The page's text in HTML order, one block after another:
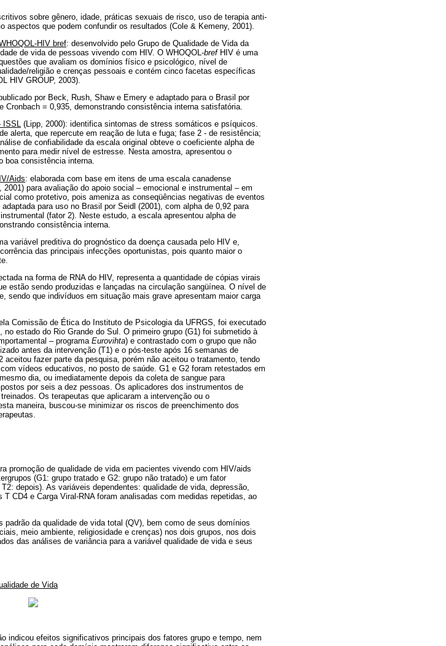
sobre gênero, idade, práticas sexuais de risco, uso de terapia anti-
que podem confundir os resultados (Cole & Kemeny, 2001).
HIV bref: desenvolvido pelo Grupo de Qualidade de Vida da
de vida de pessoas vivendo com HIV. O WHOQOL-bref HIV é uma
que avaliam os domínios físico e psicológico, nível de
religião e crenças pessoais e contém cinco facetas específicas
HIV GROUP, 2003).
por Beck, Rush, Shaw e Emery e adaptado para o Brasil por
Cronbach = 0,935, demonstrando consistência interna satisfatória.
ISSL (Lipp, 2000): identifica sintomas de stress somáticos e psíquicos.
alerta, que repercute em reação de luta e fuga; fase 2 - de resistência;
de confiabilidade da escala original obteve o coeficiente alpha de
para medir nível de estresse. Nesta amostra, apresentou o
boa consistência interna.
Aids: elaborada com base em itens de uma escala canadense
para avaliação do apoio social – emocional e instrumental – em
como protetivo, pois ameniza as conseqüências negativas de eventos
para uso no Brasil por Seidl (2001), com alpha de 0,92 para
(fator 2). Neste estudo, a escala apresentou alpha de
consistência interna.
variável preditiva do prognóstico da doença causada pelo HIV e,
das principais infecções oportunistas, pois quanto maior o
na forma de RNA do HIV, representa a quantidade de cópias virais
estão sendo produzidas e lançadas na circulação sangüínea. O nível de
sendo que indivíduos em situação mais grave apresentam maior carga
Comissão de Ética do Instituto de Psicologia da UFRGS, foi executado
estado do Rio Grande do Sul. O primeiro grupo (G1) foi submetido à
– programa Eurovihta) e contrastado com o grupo que não
antes da intervenção (T1) e o pós-teste após 16 semanas de
fazer parte da pesquisa, porém não aceitou o tratamento, tendo
vídeos educativos, no posto de saúde. G1 e G2 foram retestados em
dia, ou imediatamente depois da coleta de sangue para
por seis a dez pessoas. Os aplicadores dos instrumentos de
Os terapeutas que aplicaram a intervenção ou o
maneira, buscou-se minimizar os riscos de preenchimento dos
promoção de qualidade de vida em pacientes vivendo com HIV/aids
(G1: grupo tratado e G2: grupo não tratado) e um fator
depois). As variáveis dependentes: qualidade de vida, depressão,
CD4 e Carga Viral-RNA foram analisadas com medidas repetidas, ao
padrão da qualidade de vida total (QV), bem como de seus domínios
meio ambiente, religiosidade e crenças) nos dois grupos, nos dois
das análises de variância para a variável qualidade de vida e seus
de Vida
indicou efeitos significativos principais dos fatores grupo e tempo, nem